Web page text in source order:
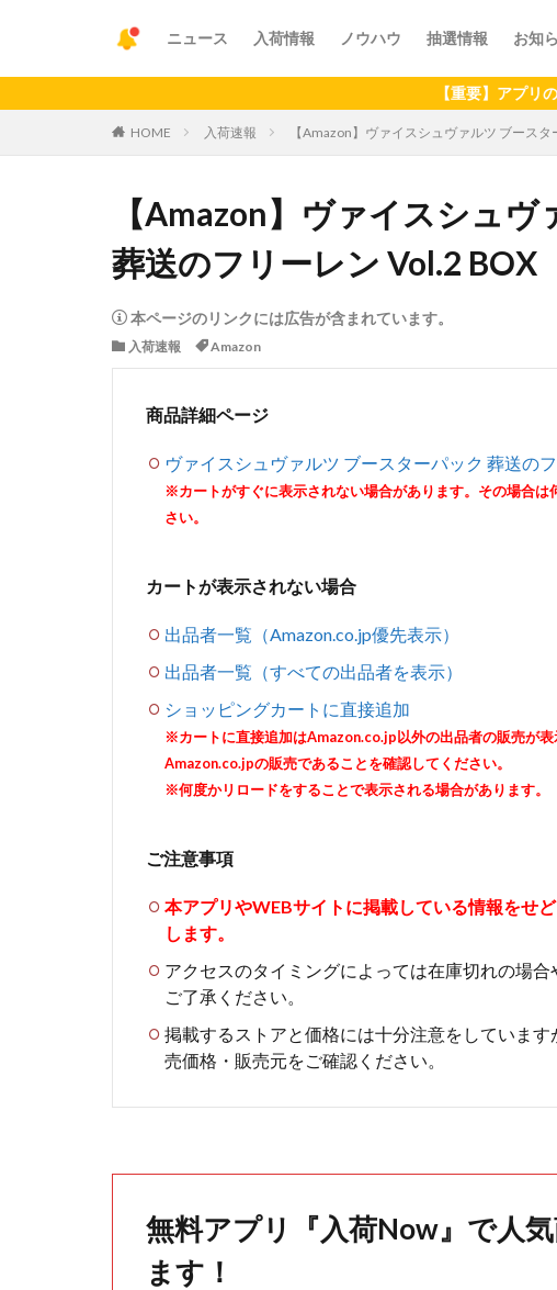
ニュース 入荷情報 ノウハウ 抽選情報 お知
【重要】アプリの最新バ
HOME 入荷速報 【Amazon】ヴァイスシュヴァルツ ブース
【Amazon】ヴァイスシュ
葬送のフリーレン Vol.2 BOX
本ページのリンクには広告が含まれています。
入荷速報 Amazon
商品詳細ページ
ヴァイスシュヴァルツ ブースターパック 葬送の
※カートがすぐに表示されない場合があります。その場合
さい。
カートが表示されない場合
出品者一覧（Amazon.co.jp優先表示）
出品者一覧（すべての出品者を表示）
ショッピングカートに直接追加
※カートに直接追加はAmazon.co.jp以外の出品者の販売が
Amazon.co.jpの販売であることを確認してください。
※何度かリロードをすることで表示される場合があります。
ご注意事項
本アプリやWEBサイトに掲載している情報をせ
します。
アクセスのタイミングによっては在庫切れの場
ご了承ください。
掲載するストアと価格には十分注意をしていま
売価格・販売元をご確認ください。
無料アプリ『入荷Now』で人
ます！